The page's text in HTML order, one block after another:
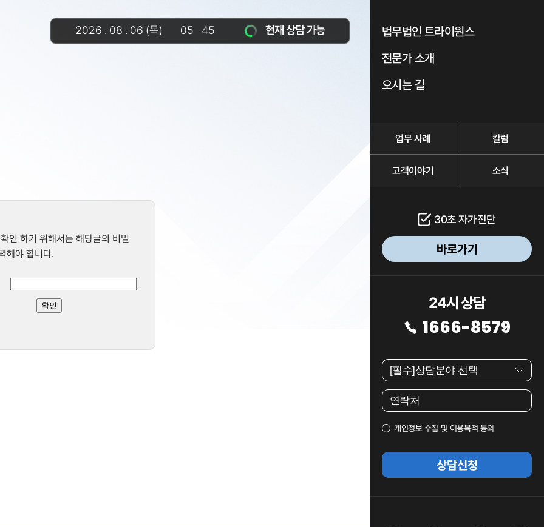
법무법인 트라이원스
전문가 소개
오시는 길
업무 사례 칼럼
고객이야기 소식
30초 자가진단
바로가기
24시 상담
1666-8579
개인정보 수집 및 이용목적 동의
상담신청
2026 . 08 . 06 (목) 05 45 현재 상담 가능
인 하기 위해서는 해당글의 비밀
해야 합니다.